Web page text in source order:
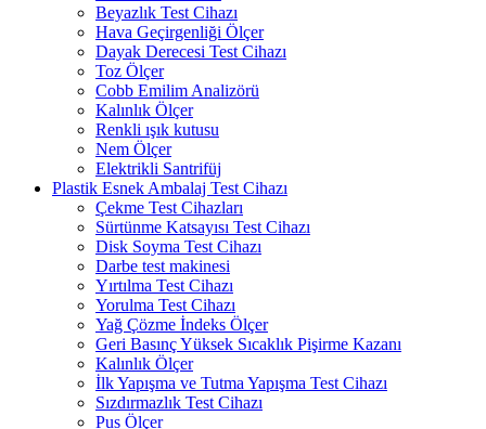
Beyazlık Test Cihazı
Hava Geçirgenliği Ölçer
Dayak Derecesi Test Cihazı
Toz Ölçer
Cobb Emilim Analizörü
Kalınlık Ölçer
Renkli ışık kutusu
Nem Ölçer
Elektrikli Santrifüj
Plastik Esnek Ambalaj Test Cihazı
Çekme Test Cihazları
Sürtünme Katsayısı Test Cihazı
Disk Soyma Test Cihazı
Darbe test makinesi
Yırtılma Test Cihazı
Yorulma Test Cihazı
Yağ Çözme İndeks Ölçer
Geri Basınç Yüksek Sıcaklık Pişirme Kazanı
Kalınlık Ölçer
İlk Yapışma ve Tutma Yapışma Test Cihazı
Sızdırmazlık Test Cihazı
Pus Ölçer